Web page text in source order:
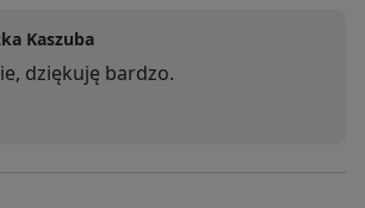
Kaszuba
dziękuję bardzo.